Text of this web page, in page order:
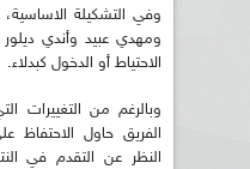
وفي التشكيلة
ومهدي عبيد وأندي ديلور
الاحتياط أو الدخول كبدلاء.
وبالرغم من التغييرات
الفريق حاول الاحتفاظ
النظر عن التقدم في